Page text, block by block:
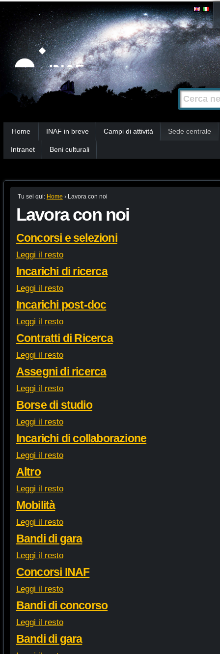
Strumenti
personali
Salta
contenuti.
|
Salta
alla
navigazione
Cerca nel
Ricerca
avanzata…
Home INAF in breve Campi di attività Sede centrale
Intranet Beni culturali
Tu sei qui: Home › Lavora con noi
Lavora con noi
Concorsi e selezioni
Leggi il resto
Incarichi di ricerca
Leggi il resto
Incarichi post-doc
Leggi il resto
Contratti di Ricerca
Leggi il resto
Assegni di ricerca
Leggi il resto
Borse di studio
Leggi il resto
Incarichi di collaborazione
Leggi il resto
Altro
Leggi il resto
Mobilità
Leggi il resto
Bandi di gara
Leggi il resto
Concorsi INAF
Leggi il resto
Bandi di concorso
Leggi il resto
Bandi di gara